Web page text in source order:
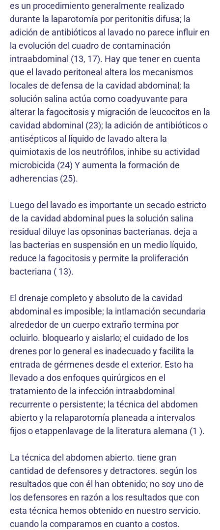
es un procedimiento generalmente realizado
durante la laparotomía por peritonitis difusa; la
adición de antibióticos al lavado no parece influir en
la evolución del cuadro de contaminación
intraabdominal (13, 17). Hay que tener en cuenta
que el lavado peritoneal altera los mecanismos
locales de defensa de la cavidad abdominal; la
solución salina actúa como coadyuvante para
alterar la fagocitosis y migración de leucocitos en la
cavidad abdominal (23); la adición de antibióticos o
antisépticos al líquido de lavado altera la
quimiotaxis de los neutrófilos, inhibe su actividad
microbicida (24) Y aumenta la formación de
adherencias (25).
Luego del lavado es importante un secado estricto
de la cavidad abdominal pues la solución salina
residual diluye las opsoninas bacterianas. deja a
las bacterias en suspensión en un medio líquido,
reduce la fagocitosis y permite la proliferación
bacteriana ( 13).
El drenaje completo y absoluto de la cavidad
abdominal es imposible; la intlamación secundaria
alrededor de un cuerpo extraño termina por
ocluirlo. bloquearlo y aislarlo; el cuidado de los
drenes por lo general es inadecuado y facilita la
entrada de gérmenes desde el exterior. Esto ha
llevado a dos enfoques quirúrgicos en el
tratamiento de la infección intraabdominal
recurrente o persistente; la técnica del abdomen
abierto y la relaparotomía planeada a intervalos
fijos o etappenlavage de la literatura alemana (1 ).
La técnica del abdomen abierto. tiene gran
cantidad de defensores y detractores. según los
resultados que con él han obtenido; no soy uno de
los defensores en razón a los resultados que con
esta técnica hemos obtenido en nuestro servicio.
cuando la comparamos en cuanto a costos.